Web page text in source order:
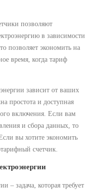
позволяют
в зависимости
позволяет экономить на
время, когда тариф
зависит от ваших
простота и доступная
включения. Если вам
и сбора данных, то
вы хотите экономить
счетчик.
– задача, которая требует